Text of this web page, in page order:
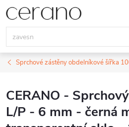
Přejít
na
obsah
Sprchové zástěny obdelníkové šířka
CERANO -
L/P - 6 mm - černá